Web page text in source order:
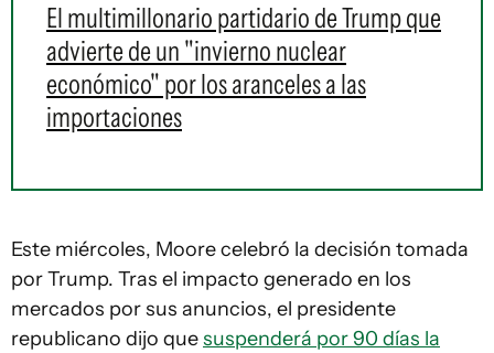
El multimillonario partidario de Trump que
advierte de un "invierno nuclear
económico" por los aranceles a las
importaciones
Este miércoles, Moore celebró la decisión tomada
por Trump. Tras el impacto generado en los
mercados por sus anuncios, el presidente
republicano dijo quesuspenderá por 90 días la